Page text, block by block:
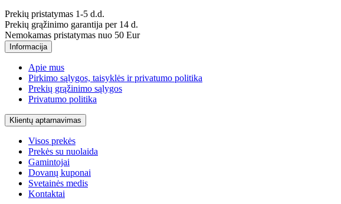
Prekių pristatymas 1-5 d.d.
Prekių grąžinimo garantija per 14 d.
Nemokamas pristatymas nuo 50 Eur
Informacija
Apie mus
Pirkimo sąlygos, taisyklės ir privatumo politika
Prekių grąžinimo sąlygos
Privatumo politika
Klientų aptarnavimas
Visos prekės
Prekės su nuolaida
Gamintojai
Dovanų kuponai
Svetainės medis
Kontaktai